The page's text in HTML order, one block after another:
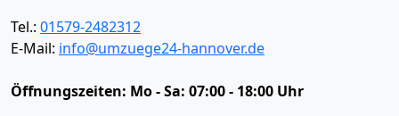
Tel.: 01579-2482312
E-Mail: info@umzuege24-hannover.de
Öffnungszeiten: Mo - Sa: 07:00 - 18:00 Uhr